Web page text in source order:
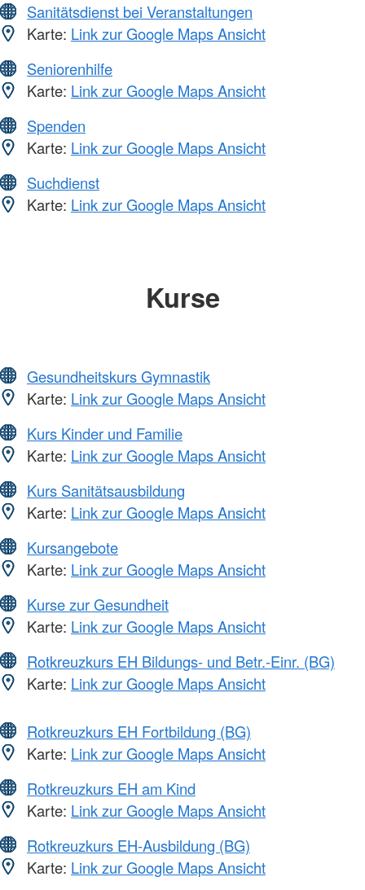
Sanitätsdienst bei Veranstaltungen
Karte: Link zur Google Maps Ansicht
Seniorenhilfe
Karte: Link zur Google Maps Ansicht
Spenden
Karte: Link zur Google Maps Ansicht
Suchdienst
Karte: Link zur Google Maps Ansicht
Kurse
Gesundheitskurs Gymnastik
Karte: Link zur Google Maps Ansicht
Kurs Kinder und Familie
Karte: Link zur Google Maps Ansicht
Kurs Sanitätsausbildung
Karte: Link zur Google Maps Ansicht
Kursangebote
Karte: Link zur Google Maps Ansicht
Kurse zur Gesundheit
Karte: Link zur Google Maps Ansicht
Rotkreuzkurs EH Bildungs- und Betr.-Einr. (BG)
Karte: Link zur Google Maps Ansicht
Rotkreuzkurs EH Fortbildung (BG)
Karte: Link zur Google Maps Ansicht
Rotkreuzkurs EH am Kind
Karte: Link zur Google Maps Ansicht
Rotkreuzkurs EH-Ausbildung (BG)
Karte: Link zur Google Maps Ansicht